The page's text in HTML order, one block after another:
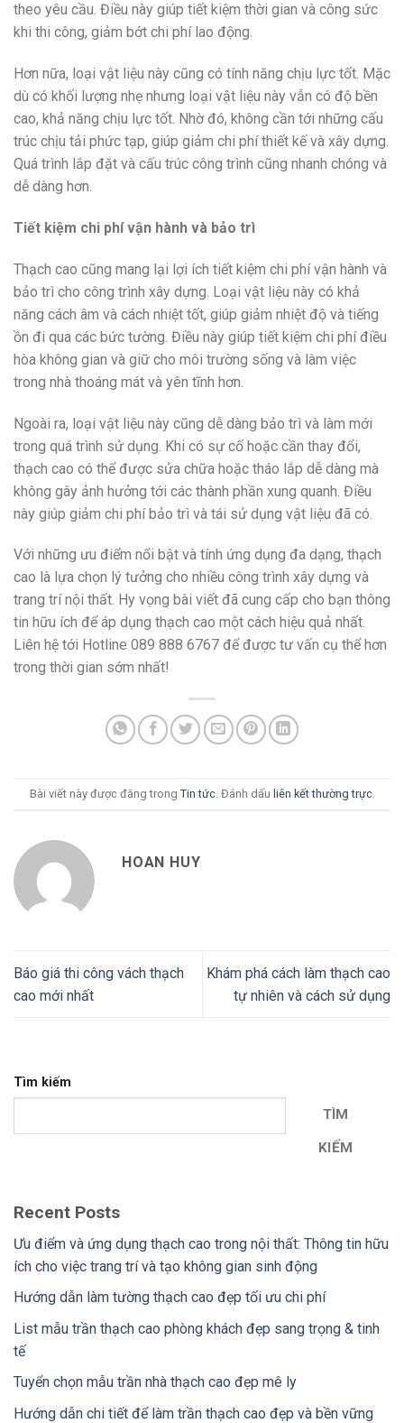
theo yêu cầu. Điều này giúp tiết kiệm thời gian và công sức
khi thi công, giảm bớt chi phí lao động.
Hơn nữa, loại vật liệu này cũng có tính năng chịu lực tốt. Mặc
dù có khối lượng nhẹ nhưng loại vật liệu này vẫn có độ bền
cao, khả năng chịu lực tốt. Nhờ đó, không cần tới những cấu
trúc chịu tải phức tạp, giúp giảm chi phí thiết kế và xây dựng.
Quá trình lắp đặt và cấu trúc công trình cũng nhanh chóng và
dễ dàng hơn.
Tiết kiệm chi phí vận hành và bảo trì
Thạch cao cũng mang lại lợi ích tiết kiệm chi phí vận hành và
bảo trì cho công trình xây dựng. Loại vật liệu này có khả
năng cách âm và cách nhiệt tốt, giúp giảm nhiệt độ và tiếng
ồn đi qua các bức tường. Điều này giúp tiết kiệm chi phí điều
hòa không gian và giữ cho môi trường sống và làm việc
trong nhà thoáng mát và yên tĩnh hơn.
Ngoài ra, loại vật liệu này cũng dễ dàng bảo trì và làm mới
trong quá trình sử dụng. Khi có sự cố hoặc cần thay đổi,
thạch cao có thể được sửa chữa hoặc tháo lắp dễ dàng mà
không gây ảnh hưởng tới các thành phần xung quanh. Điều
này giúp giảm chi phí bảo trì và tái sử dụng vật liệu đã có.
Với những ưu điểm nổi bật và tính ứng dụng đa dạng, thạch
cao là lựa chọn lý tưởng cho nhiều công trình xây dựng và
trang trí nội thất. Hy vọng bài viết đã cung cấp cho bạn thông
tin hữu ích để áp dụng thạch cao một cách hiệu quả nhất.
Liên hệ tới Hotline 089 888 6767 để được tư vấn cụ thể hơn
trong thời gian sớm nhất!
Bài viết này được đăng trong Tin tức. Đánh dấu liên kết thường trực.
HOAN HUY
Báo giá thi công vách thạch
cao mới nhất
Khám phá cách làm thạch cao
tự nhiên và cách sử dụng
Tìm kiếm
TÌM
KIẾM
Recent Posts
Ưu điểm và ứng dụng thạch cao trong nội thất: Thông tin hữu
ích cho việc trang trí và tạo không gian sinh động
Hướng dẫn làm tường thạch cao đẹp tối ưu chi phí
List mẫu trần thạch cao phòng khách đẹp sang trọng & tinh
tế
Tuyển chọn mẫu trần nhà thạch cao đẹp mê ly
Hướng dẫn chi tiết để làm trần thạch cao đẹp và bền vững